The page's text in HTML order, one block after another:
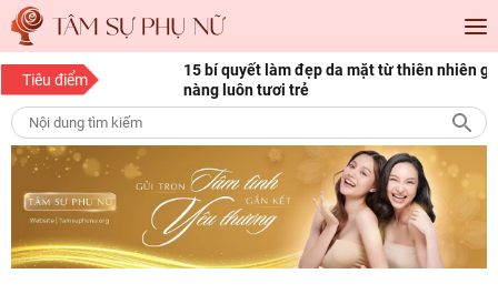
Tiêu điểm
mọi độ tuổi
15 bí quyết làm đẹp da mặt từ thiên nhiên giúp
nàng luôn tươi trẻ